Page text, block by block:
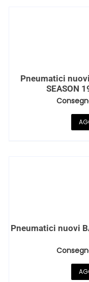
Pneumatici nuovi
SEASON
Pneumatici nuovi